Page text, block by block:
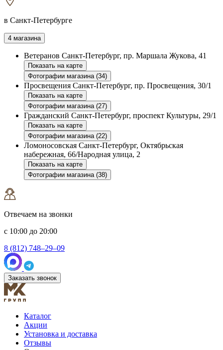
в Санкт-Петербурге
4 магазина
Ветеранов Санкт-Петербург, пр. Маршала Жукова, 41
Показать на карте
Фотографии магазина (34)
Просвещения Санкт-Петербург, пр. Просвещения, 30/1
Показать на карте
Фотографии магазина (27)
Гражданский Санкт-Петербург, проспект Культуры, 29/1
Показать на карте
Фотографии магазина (22)
Ломоносовская Санкт-Петербург, Октябрьская
набережная, 66/Народная улица, 2
Показать на карте
Фотографии магазина (38)
Отвечаем на звонки
с 10:00 до 20:00
8 (812) 748–29–09
Заказать звонок
Каталог
Акции
Установка и доставка
Отзывы